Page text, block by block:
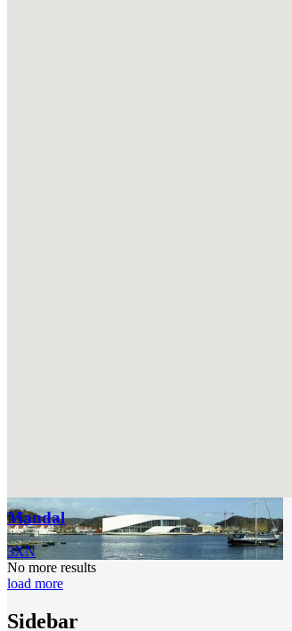
Mandal
3XN
No more results
load more
Sidebar